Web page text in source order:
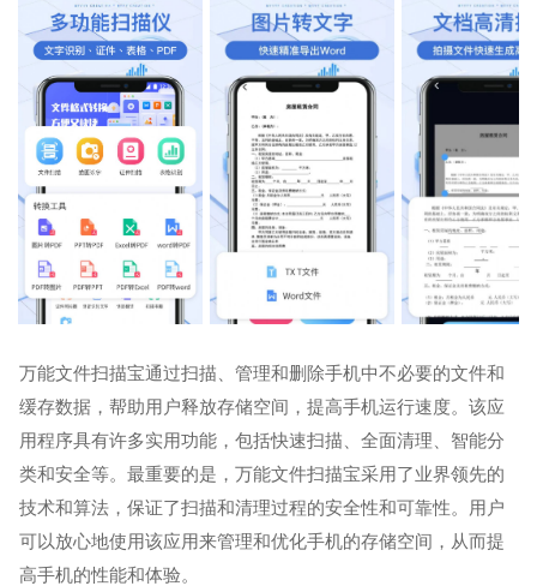
万能文件扫描宝通过扫描、管理和删除手机中不必要的文件和
缓存数据，帮助用户释放存储空间，提高手机运行速度。该应
用程序具有许多实用功能，包括快速扫描、全面清理、智能分
类和安全等。最重要的是，万能文件扫描宝采用了业界领先的
技术和算法，保证了扫描和清理过程的安全性和可靠性。用户
可以放心地使用该应用来管理和优化手机的存储空间，从而提
高手机的性能和体验。